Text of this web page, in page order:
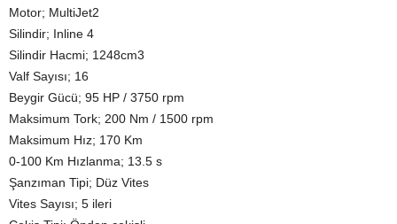
Motor; MultiJet2
Silindir; Inline 4
Silindir Hacmi; 1248cm3
Valf Sayısı; 16
Beygir Gücü; 95 HP / 3750 rpm
Maksimum Tork; 200 Nm / 1500 rpm
Maksimum Hız; 170 Km
0-100 Km Hızlanma; 13.5 s
Şanzıman Tipi; Düz Vites
Vites Sayısı; 5 ileri